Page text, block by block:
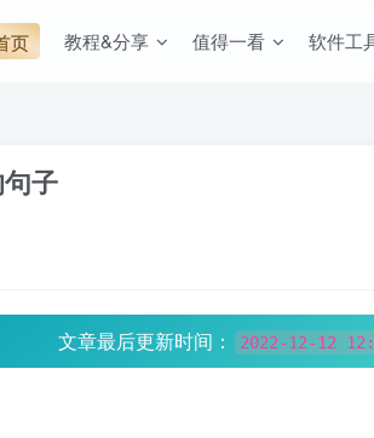
页 教程&分享 值得一看 软件工
子
文章最后更新时间： 2022-12-12